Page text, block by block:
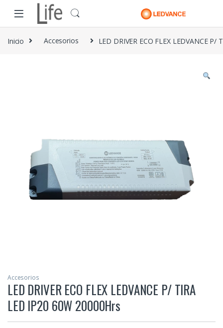
Skip to navigation
Skip to content
Inicio Accesorios LED DRIVER ECO FLEX LEDVANCE
Accesorios
LED DRIVER ECO FLEX LEDVANCE P/ TIRA
LED IP20 60W 20000Hrs